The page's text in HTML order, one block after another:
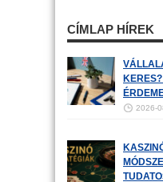
CÍMLAP HÍREK
2026-